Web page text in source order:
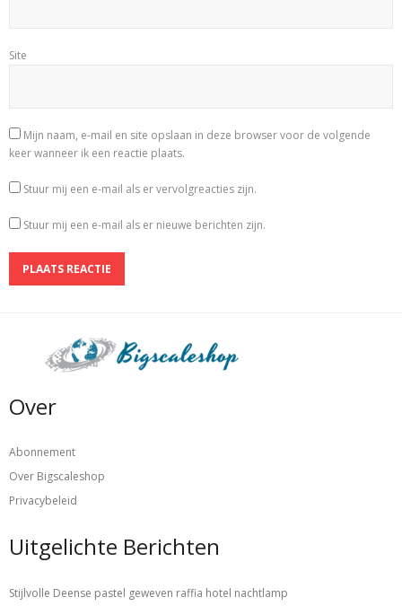
Site
Mijn naam, e-mail en site opslaan in deze browser voor de volgende
keer wanneer ik een reactie plaats.
Stuur mij een e-mail als er vervolgreacties zijn.
Stuur mij een e-mail als er nieuwe berichten zijn.
Over
Abonnement
Over Bigscaleshop
Privacybeleid
Uitgelichte Berichten
Stijlvolle Deense pastel geweven raffia hotel nachtlamp